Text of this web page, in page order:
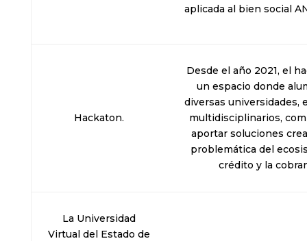
aplicada al bien social
Hackaton.
Desde el año 2021, el
un espacio donde
diversas universidades,
multidisciplinarios,
aportar soluciones
problemática del
crédito y la
La Universidad
Virtual del Estado de